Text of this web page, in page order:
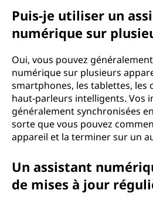
Puis-je utiliser un
numérique sur
Oui, vous pouvez
numérique sur plusieurs
smartphones, les tablettes, les
haut-parleurs intelligents. Vos
généralement synchronisées
sorte que vous pouvez
appareil et la terminer sur un
Un assistant
de mises à jour